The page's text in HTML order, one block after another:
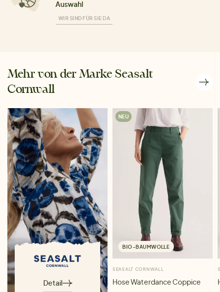
Auswahl
WIR SIND FÜR SIE DA
Mehr von der Marke Seasalt
Cornwall
Detail
NEU
BIO-BAUMWOLLE
SEASALT CORNWALL
Hose Waterdance Coppice